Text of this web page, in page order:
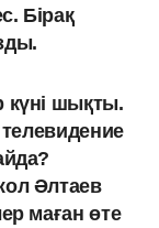
Бірақ
күні шықты.
телевидение
Әлтаев
маған өте